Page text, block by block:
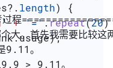
?. length) {
' + '='.repeat(20
.usage);
程
大。首先我需要比较这
9.11。
9.9 > 9.11。